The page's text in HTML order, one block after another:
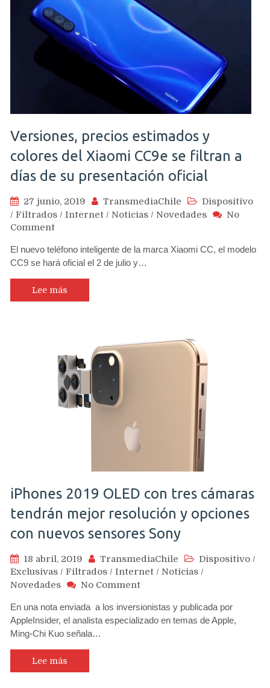
Versiones, precios estimados y
colores del Xiaomi CC9e se filtran a
días de su presentación oficial
27 junio, 2019 TransmediaChile
Dispositivo
/ Filtrados / Internet / Noticias / Novedades
No
Commenton
precios
estimados
y
colores
del
filtran
a
días
de
su
El nuevo teléfono inteligente de la marca Xiaomi CC, el modelo
CC9 se hará oficial el 2 de julio y…
Lee más
iPhones 2019 OLED con tres cámaras
tendrán mejor resolución y opciones
con nuevos sensores Sony
18 abril, 2019 TransmediaChile Dispositivo /
Exclusivas / Filtrados / Internet / Noticias /
Novedades
No Commenton
2019
OLED
En una nota enviada a los inversionistas y publicada por
AppleInsider, el analista especializado en temas de Apple,
Ming-Chi Kuo señala…
Lee más